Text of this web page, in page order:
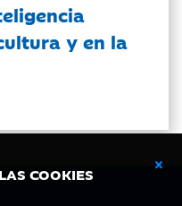
COOKIES
y en la